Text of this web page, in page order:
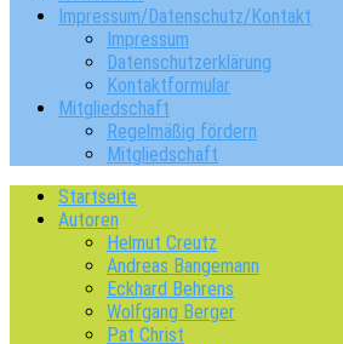
Impressum/Datenschutz/Kontakt
Impressum
Datenschutzerklärung
Kontaktformular
Mitgliedschaft
Regelmäßig fördern
Mitgliedschaft
Startseite
Autoren
Helmut Creutz
Andreas Bangemann
Eckhard Behrens
Wolfgang Berger
Pat Christ